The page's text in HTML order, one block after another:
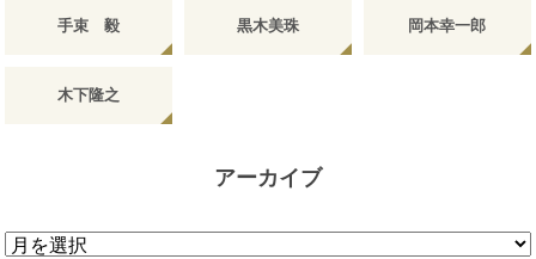
手束 毅 黒木美珠 岡本幸一郎
木下隆之
アーカイブ
ア